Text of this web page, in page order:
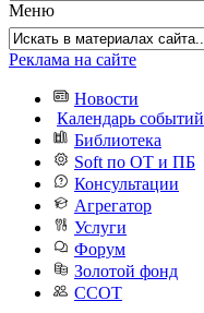
Меню
Реклама на сайте
Новости
Календарь событий
Библиотека
Soft по ОТ и ПБ
Консультации
Агрегатор
Услуги
Форум
Золотой фонд
ССОТ